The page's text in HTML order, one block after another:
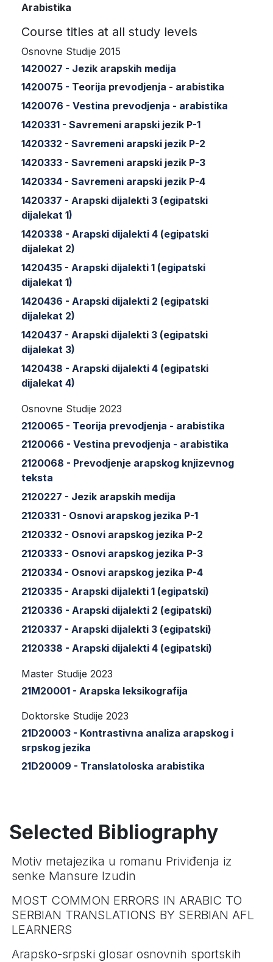
Arabistika
Course titles at all study levels
Osnovne Studije 2015
1420027 - Jezik arapskih medija
1420075 - Teorija prevodjenja - arabistika
1420076 - Vestina prevodjenja - arabistika
1420331 - Savremeni arapski jezik P-1
1420332 - Savremeni arapski jezik P-2
1420333 - Savremeni arapski jezik P-3
1420334 - Savremeni arapski jezik P-4
1420337 - Arapski dijalekti 3 (egipatski
dijalekat 1)
1420338 - Arapski dijalekti 4 (egipatski
dijalekat 2)
1420435 - Arapski dijalekti 1 (egipatski
dijalekat 1)
1420436 - Arapski dijalekti 2 (egipatski
dijalekat 2)
1420437 - Arapski dijalekti 3 (egipatski
dijalekat 3)
1420438 - Arapski dijalekti 4 (egipatski
dijalekat 4)
Osnovne Studije 2023
2120065 - Teorija prevodjenja - arabistika
2120066 - Vestina prevodjenja - arabistika
2120068 - Prevodjenje arapskog knjizevnog
teksta
2120227 - Jezik arapskih medija
2120331 - Osnovi arapskog jezika P-1
2120332 - Osnovi arapskog jezika P-2
2120333 - Osnovi arapskog jezika P-3
2120334 - Osnovi arapskog jezika P-4
2120335 - Arapski dijalekti 1 (egipatski)
2120336 - Arapski dijalekti 2 (egipatski)
2120337 - Arapski dijalekti 3 (egipatski)
2120338 - Arapski dijalekti 4 (egipatski)
Master Studije 2023
21M20001 - Arapska leksikografija
Doktorske Studije 2023
21D20003 - Kontrastivna analiza arapskog i
srpskog jezika
21D20009 - Translatoloska arabistika
Selected Bibliography
Motiv metajezika u romanu Priviđenja iz
senke Mansure Izudin
MOST COMMON ERRORS IN ARABIC TO
SERBIAN TRANSLATIONS BY SERBIAN AFL
LEARNERS
Arapsko-srpski glosar osnovnih sportskih